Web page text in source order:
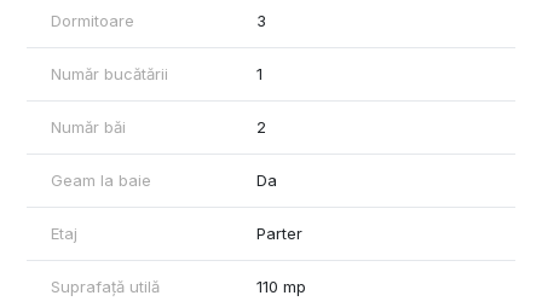
Curte interioară verde și sigură — copiii se pot juca în voie fără
📍 Locație:
Strada Eugen Lovinescu, Cluj-Napoca — zonă liniștită, cu acces
Dormitoare 3
Număr bucătării 1
Număr băi 2
Geam la baie Da
Etaj Parter
Suprafață utilă 110 mp